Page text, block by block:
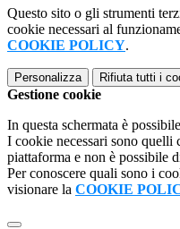
Questo sito o gli strumenti
cookie necessari al
COOKIE POLICY.
Personalizza Rifiuta tutti i
Gestione cookie
In questa schermata è
I cookie necessari sono quelli
piattaforma e non è possibile
Per conoscere quali sono i
visionare la COOKIE